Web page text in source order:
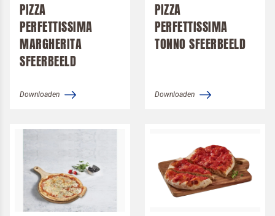
PIZZA
PERFETTISSIMA
MARGHERITA
SFEERBEELD
Downloaden
PIZZA
PERFETTISSIMA
TONNO SFEERBEELD
Downloaden